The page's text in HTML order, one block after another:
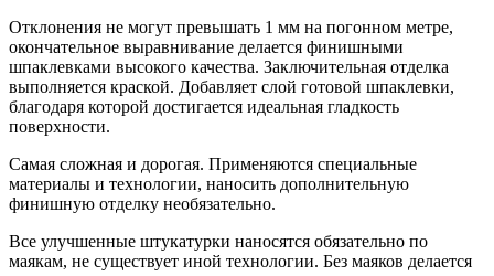
Отклонения не могут превышать 1 мм на погонном метре,
окончательное выравнивание делается финишными
шпаклевками высокого качества. Заключительная отделка
выполняется краской. Добавляет слой готовой шпаклевки,
благодаря которой достигается идеальная гладкость
поверхности.
Самая сложная и дорогая. Применяются специальные
материалы и технологии, наносить дополнительную
финишную отделку необязательно.
Все улучшенные штукатурки наносятся обязательно по
маякам, не существует иной технологии. Без маяков делается